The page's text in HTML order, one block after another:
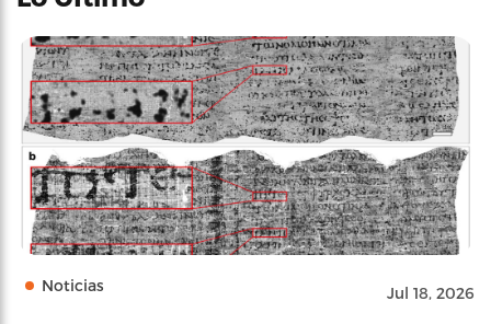
Noticias Jul 18, 2026